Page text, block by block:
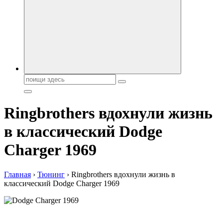
Поиск:
Ringbrothers вдохнули жизнь
в классический Dodge
Charger 1969
Главная › Тюнинг › Ringbrothers вдохнули жизнь в
классический Dodge Charger 1969